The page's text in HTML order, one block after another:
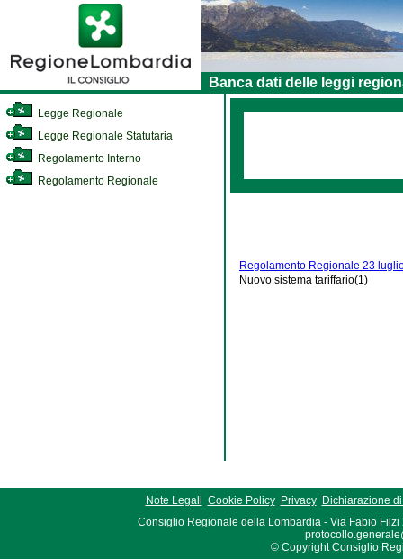
Banca dati delle leggi
Legge Regionale
Legge Regionale Statutaria
Regolamento Interno
Regolamento Regionale
Regolamento Regionale 23
Nuovo sistema tariffario(1)
Note Legali Cookie Policy Privacy
Dichiarazione
Consiglio Regionale della Lombardia - Via Fabio Filzi
© Copyright Consiglio